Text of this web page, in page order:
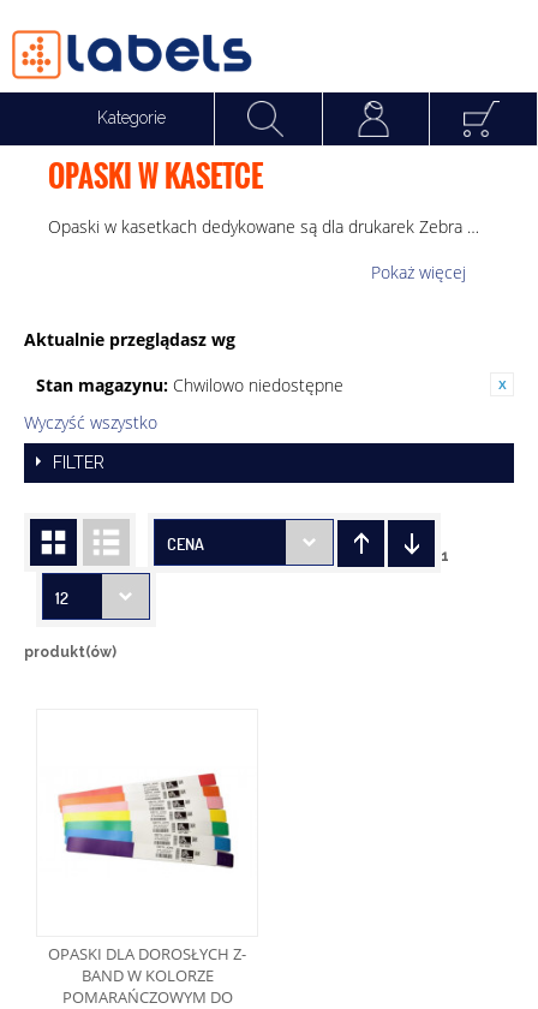
Kategorie
OPASKI W KASETCE
Opaski w kasetkach dedykowane są dla drukarek Zebra HC100
Pokaż więcej
Aktualnie przeglądasz wg
Stan magazynu: Chwilowo niedostępne
Wyczyść wszystko
FILTER
CENA
12
1
produkt(ów)
OPASKI DLA DOROSŁYCH Z-
BAND W KOLORZE
POMARAŃCZOWYM DO